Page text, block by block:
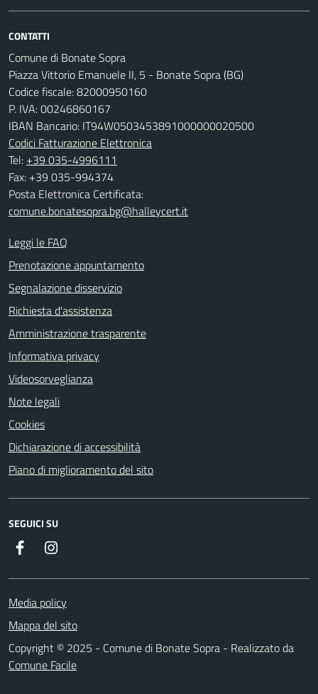
CONTATTI
Comune di Bonate Sopra
Piazza Vittorio Emanuele II, 5 - Bonate Sopra (BG)
Codice fiscale: 82000950160
P. IVA: 00246860167
IBAN Bancario: IT94W0503453891000000020500
Codici Fatturazione Elettronica
Tel: +39 035-4996111
Fax: +39 035-994374
Posta Elettronica Certificata:
comune.bonatesopra.bg@halleycert.it
Leggi le FAQ
Prenotazione appuntamento
Segnalazione disservizio
Richiesta d'assistenza
Amministrazione trasparente
Informativa privacy
Videosorveglianza
Note legali
Cookies
Dichiarazione di accessibilità
Piano di miglioramento del sito
SEGUICI SU
Facebook
Media policy
Mappa del sito
Copyright © 2025 - Comune di Bonate Sopra - Realizzato da
Comune Facile